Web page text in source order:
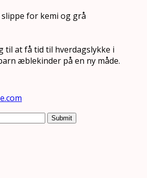
for kemi og grå
til at få tid til hverdagslykke i
æblekinder på en ny måde.
Submit